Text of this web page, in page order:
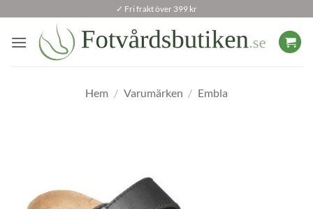
content
✓ Fri frakt över 399 kr
Hem / Varumärken / Embla